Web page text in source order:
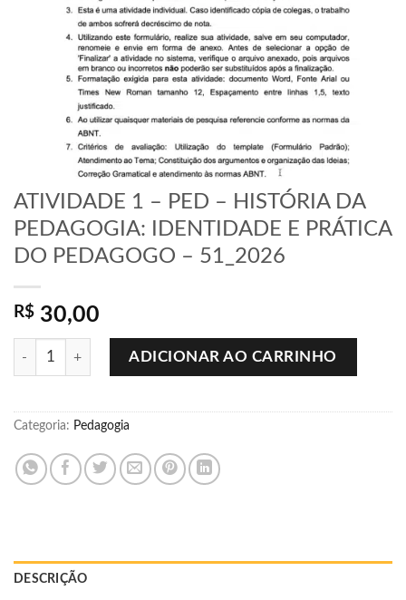
ATIVIDADE 1 – PED – HISTÓRIA DA
PEDAGOGIA: IDENTIDADE E PRÁTICA
DO PEDAGOGO – 51_2026
R$ 30,00
ATIVIDADE 1 - PED - HISTÓRIA DA PEDAGOGIA:
ADICIONAR AO CARRINHO
Categoria: Pedagogia
DESCRIÇÃO